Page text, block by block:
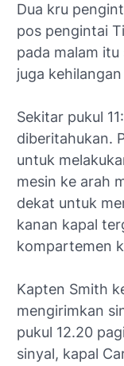
Dua kru
pos pengintai
pada malam
juga
Sekitar pukul
diberitahukan.
untuk
mesin ke arah
dekat untuk
kanan kapal
kompartemen
Kapten Smith
mengirimkan
pukul 12.20
sinyal, kapal